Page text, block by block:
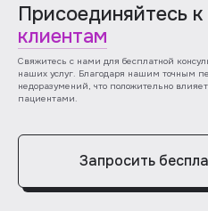
Присоединяйтесь
клиентам
Свяжитесь с нами для бесплатной
наших услуг. Благодаря нашим точным
недоразумений, что положительно
пациентами.
Запросить